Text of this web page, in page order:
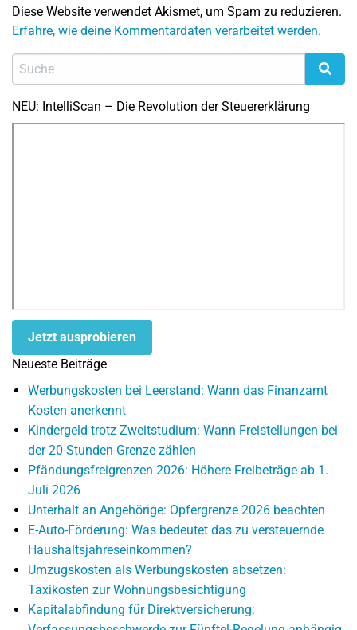
Diese Website verwendet Akismet, um Spam zu reduzieren.
Erfahre, wie deine Kommentardaten verarbeitet werden.
NEU: IntelliScan – Die Revolution der Steuererklärung
Jetzt ausprobieren
Neueste Beiträge
Werbungskosten bei Leerstand: Wann das Finanzamt
Kosten anerkennt
Kindergeld trotz Zweitstudium: Wann Freistellungen bei
der 20-Stunden-Grenze zählen
Pfändungsfreigrenzen 2026: Höhere Freibeträge ab 1.
Juli 2026
Unterhalt an Angehörige: Opfergrenze 2026 beachten
E-Auto-Förderung: Was bedeutet das zu versteuernde
Haushaltsjahreseinkommen?
Umzugskosten als Werbungskosten absetzen:
Taxikosten zur Wohnungsbesichtigung
Kapitalabfindung für Direktversicherung: